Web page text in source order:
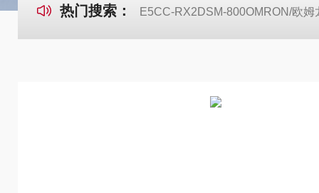
热门搜索： E5CC-RX2DSM-800OMRON/欧